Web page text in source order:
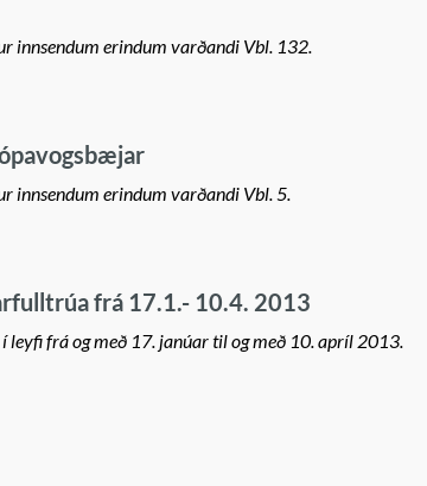
innsendum erindum varðandi Vbl. 132.
innsendum erindum varðandi Vbl. 5.
frá 17.1.- 10.4. 2013
leyfi frá og með 17. janúar til og með 10. apríl 2013.